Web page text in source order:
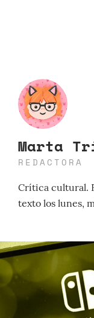
Marta
REDACTORA
Crítica cultural.
texto los lunes,